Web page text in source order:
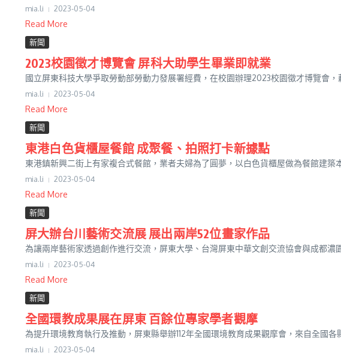
mia.li 2023-05-04
Read More
新聞
2023校園徵才博覽會 屏科大助學生畢業即就業
國立屏東科技大學爭取勞動部勞動力發展署經費，在校園辦理2023校園徵才博覽會
mia.li 2023-05-04
Read More
新聞
東港白色貨櫃屋餐館 成聚餐、拍照打卡新據點
東港鎮新興二街上有家複合式餐館，業者夫婦為了圓夢，以白色貨櫃屋做為餐館建築
mia.li 2023-05-04
Read More
新聞
屏大辦台川藝術交流展 展出兩岸52位畫家作品
為讓兩岸藝術家透過創作進行交流，屏東大學、台灣屏東中華文創交流協會與成都
mia.li 2023-05-04
Read More
新聞
全國環教成果展在屏東 百餘位專家學者觀摩
為提升環境教育執行及推動，屏東縣舉辦112年全國環境教育成果觀摩會，來自全國
mia.li 2023-05-04